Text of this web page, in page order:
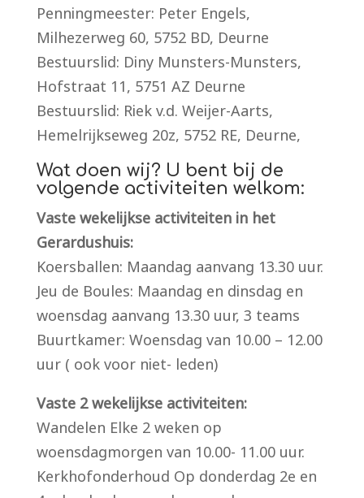
Penningmeester: Peter Engels,
Milhezerweg 60, 5752 BD, Deurne
Bestuurslid: Diny Munsters-Munsters,
Hofstraat 11, 5751 AZ Deurne
Bestuurslid: Riek v.d. Weijer-Aarts,
Hemelrijkseweg 20z, 5752 RE, Deurne,
Wat doen wij? U bent bij de
volgende activiteiten welkom:
Vaste wekelijkse activiteiten in het
Gerardushuis:
Koersballen: Maandag aanvang 13.30 uur.
Jeu de Boules: Maandag en dinsdag en
woensdag aanvang 13.30 uur, 3 teams
Buurtkamer: Woensdag van 10.00 – 12.00
uur ( ook voor niet- leden)
Vaste 2 wekelijkse activiteiten:
Wandelen Elke 2 weken op
woensdagmorgen van 10.00- 11.00 uur.
Kerkhofonderhoud Op donderdag 2e en